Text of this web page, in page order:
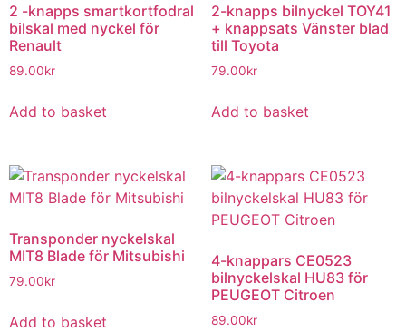
2 -knapps smartkortfodral
bilskal med nyckel för
Renault
89.00kr
Add to basket
2-knapps bilnyckel TOY41
+ knappsats Vänster blad
till Toyota
79.00kr
Add to basket
Transponder nyckelskal
MIT8 Blade för Mitsubishi
79.00kr
Add to basket
4-knappars CE0523
bilnyckelskal HU83 för
PEUGEOT Citroen
89.00kr